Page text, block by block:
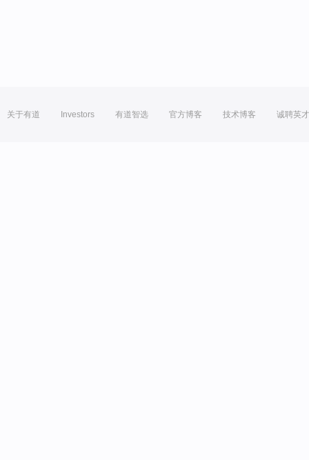
关于有道 Investors 有道智选 官方博客 技术博客 诚聘英才